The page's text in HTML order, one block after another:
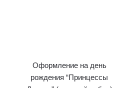
товара
Оформление на день
рождения “Принцессы